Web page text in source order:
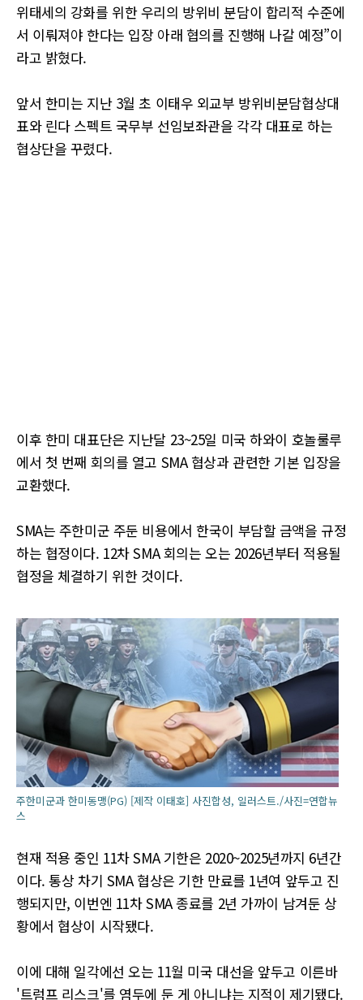
위태세의 강화를 위한 우리의 방위비 분담이 합리적 수준에
서 이뤄져야 한다는 입장 아래 협의를 진행해 나갈 예정”이
라고 밝혔다.
앞서 한미는 지난 3월 초 이태우 외교부 방위비분담협상대
표와 린다 스펙트 국무부 선임보좌관을 각각 대표로 하는
협상단을 꾸렸다.
이후 한미 대표단은 지난달 23~25일 미국 하와이 호놀룰루
에서 첫 번째 회의를 열고 SMA 협상과 관련한 기본 입장을
교환했다.
SMA는 주한미군 주둔 비용에서 한국이 부담할 금액을 규정
하는 협정이다. 12차 SMA 회의는 오는 2026년부터 적용될
협정을 체결하기 위한 것이다.
주한미군과 한미동맹(PG) [제작 이태호] 사진합성, 일러스트./사진=연합뉴
스
현재 적용 중인 11차 SMA 기한은 2020~2025년까지 6년간
이다. 통상 차기 SMA 협상은 기한 만료를 1년여 앞두고 진
행되지만, 이번엔 11차 SMA 종료를 2년 가까이 남겨둔 상
황에서 협상이 시작됐다.
이에 대해 일각에선 오는 11월 미국 대선을 앞두고 이른바
'트럼프 리스크'를 염두에 둔 게 아니냐는 지적이 제기됐다.